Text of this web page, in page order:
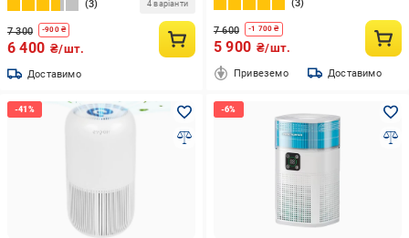
3 4 варіанти
7 300 -900₴
6 400 ₴/шт.
Доставимо
HEPA H13 + вугілля УФ-лампа
іонізація
3
7 600 -1 700 ₴
5 900 ₴/шт.
Привеземо Доставимо